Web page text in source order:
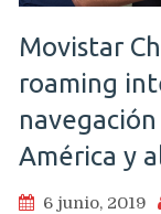
Movistar
roaming
América y
6 junio, 2019